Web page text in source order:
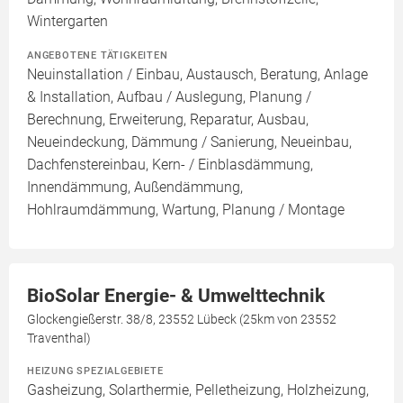
Wintergarten
ANGEBOTENE TÄTIGKEITEN
Neuinstallation / Einbau, Austausch, Beratung, Anlage
& Installation, Aufbau / Auslegung, Planung /
Berechnung, Erweiterung, Reparatur, Ausbau,
Neueindeckung, Dämmung / Sanierung, Neueinbau,
Dachfenstereinbau, Kern- / Einblasdämmung,
Innendämmung, Außendämmung,
Hohlraumdämmung, Wartung, Planung / Montage
BioSolar Energie- & Umwelttechnik
Glockengießerstr. 38/8, 23552 Lübeck (25km von 23552
Traventhal)
HEIZUNG SPEZIALGEBIETE
Gasheizung, Solarthermie, Pelletheizung, Holzheizung,